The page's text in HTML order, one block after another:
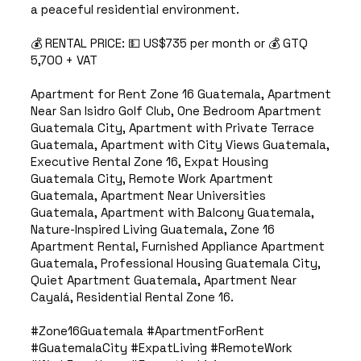
a peaceful residential environment.
💰 RENTAL PRICE: 💵 US$735 per month or 💰 GTQ
5,700 + VAT
Apartment for Rent Zone 16 Guatemala, Apartment
Near San Isidro Golf Club, One Bedroom Apartment
Guatemala City, Apartment with Private Terrace
Guatemala, Apartment with City Views Guatemala,
Executive Rental Zone 16, Expat Housing
Guatemala City, Remote Work Apartment
Guatemala, Apartment Near Universities
Guatemala, Apartment with Balcony Guatemala,
Nature-Inspired Living Guatemala, Zone 16
Apartment Rental, Furnished Appliance Apartment
Guatemala, Professional Housing Guatemala City,
Quiet Apartment Guatemala, Apartment Near
Cayalá, Residential Rental Zone 16.
#Zone16Guatemala #ApartmentForRent
#GuatemalaCity #ExpatLiving #RemoteWork